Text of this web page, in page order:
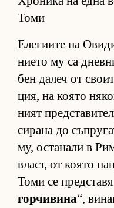
Томи
Еле­ги­ите на
ни­ето му са
бен да­леч от
ция, на ко­ято
ният
си­рана до
му, ос­та­нали в
власт, от ко­ято
Томи се
гор­чи­вина“,